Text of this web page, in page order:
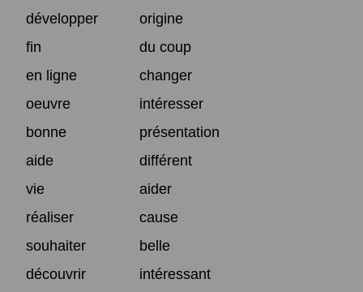
développer
origine
fin
du coup
en ligne
changer
oeuvre
intéresser
bonne
présentation
aide
différent
vie
aider
réaliser
cause
souhaiter
belle
découvrir
intéressant